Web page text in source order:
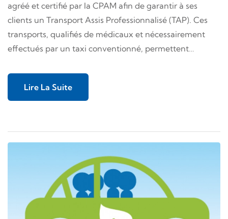
agréé et certifié par la CPAM afin de garantir à ses
clients un Transport Assis Professionnalisé (TAP). Ces
transports, qualifiés de médicaux et nécessairement
effectués par un taxi conventionné, permettent…
Lire La Suite